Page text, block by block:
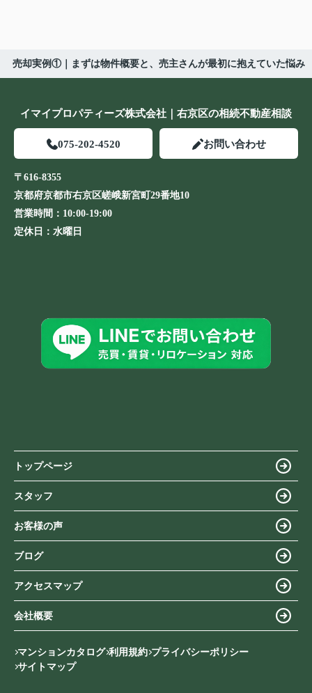
売却実例①｜まずは物件概要と、売主さんが最初に抱えていた悩み
イマイプロパティーズ株式会社｜右京区の相続不動産相談
075-202-4520 お問い合わせ
〒616-8355
京都府京都市右京区嵯峨新宮町29番地10
営業時間： 10:00-19:00
定休日： 水曜日
トップページ
スタッフ
お客様の声
ブログ
アクセスマップ
会社概要
マンションカタログ 利用規約 プライバシーポリシー
サイトマップ